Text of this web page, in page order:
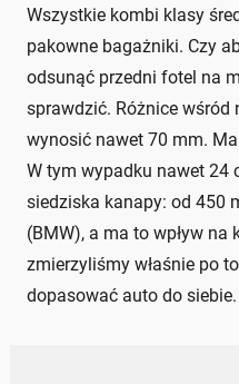
Wszystkie kombi klasy
pakowne bagażniki. Czy
odsunąć przedni fotel na
sprawdzić. Różnice
wynosić nawet 70 mm.
W tym wypadku nawet 24
siedziska kanapy: od 450
(BMW), a ma to wpływ
zmierzyliśmy właśnie po
dopasować auto do siebie.